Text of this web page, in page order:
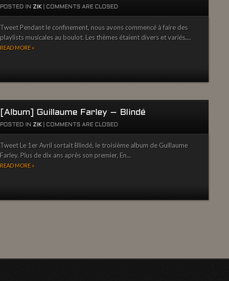
POSTED IN ZIK COMMENTS ARE CLOSED
Tweet Pendant le confinement, nous avons commencé à faire des
playlists musicales au boulot. Les thèmes étaient divers et variés,...
READ MORE »
[Album] Guillaume Farley – Blindé
POSTED IN ZIK COMMENTS ARE CLOSED
Tweet Le 1er Avril sortait Blindé, le troisième album de Guillaume
Farley. Plus de dix ans après son premier, En...
READ MORE »